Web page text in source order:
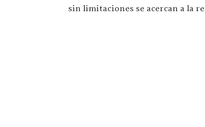
sin limitaciones se acercan a la